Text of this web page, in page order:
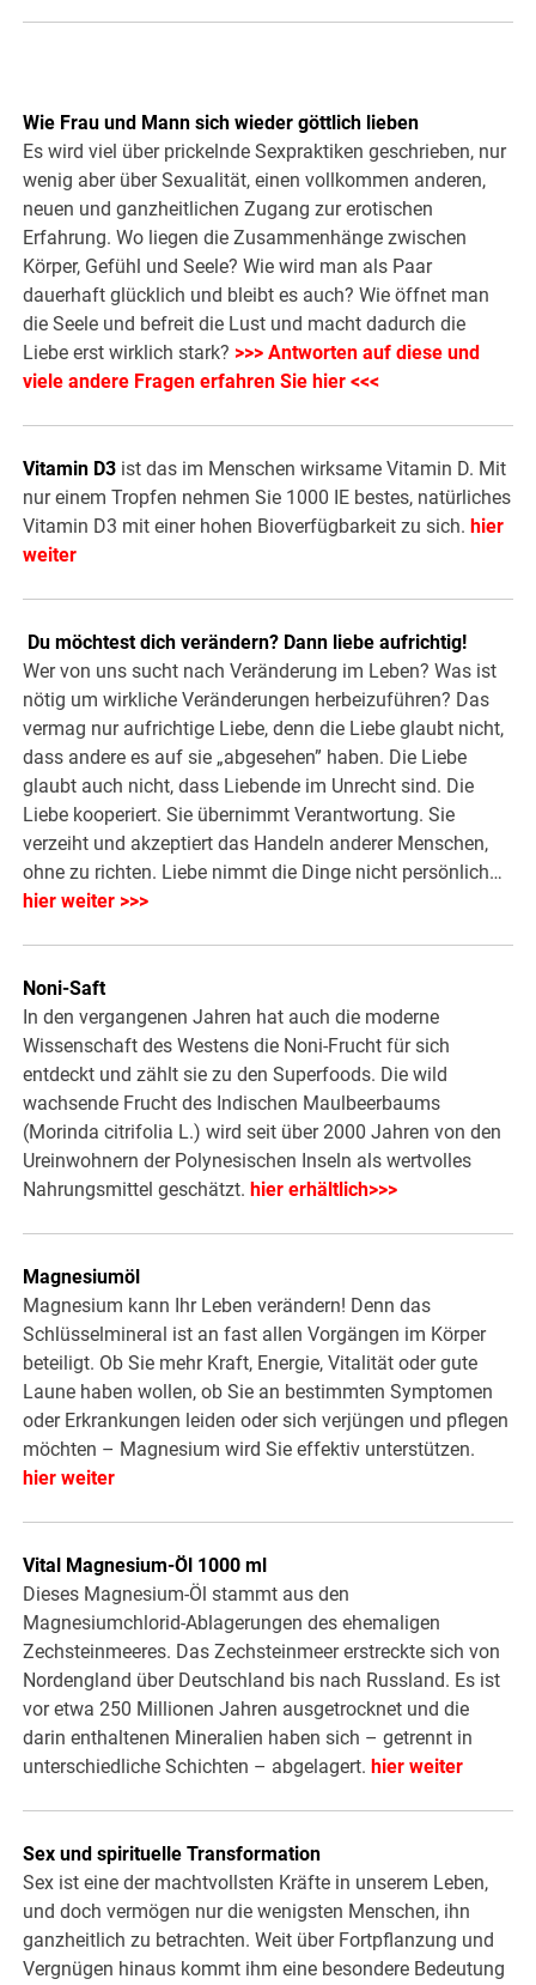
Wie Frau und Mann sich wieder göttlich lieben
Es wird viel über prickelnde Sexpraktiken geschrieben, nur
wenig aber über Sexualität, einen vollkommen anderen,
neuen und ganzheitlichen Zugang zur erotischen
Erfahrung. Wo liegen die Zusammenhänge zwischen
Körper, Gefühl und Seele? Wie wird man als Paar
dauerhaft glücklich und bleibt es auch? Wie öffnet man
die Seele und befreit die Lust und macht dadurch die
Liebe erst wirklich stark? >>> Antworten auf diese und
viele andere Fragen erfahren Sie hier <<<
Vitamin D3 ist das im Menschen wirksame Vitamin D. Mit
nur einem Tropfen nehmen Sie 1000 IE bestes, natürliches
Vitamin D3 mit einer hohen Bioverfügbarkeit zu sich. hier
weiter
Du möchtest dich verändern? Dann liebe aufrichtig!
Wer von uns sucht nach Veränderung im Leben? Was ist
nötig um wirkliche Veränderungen herbeizuführen? Das
vermag nur aufrichtige Liebe, denn die Liebe glaubt nicht,
dass andere es auf sie „abgesehen” haben. Die Liebe
glaubt auch nicht, dass Liebende im Unrecht sind. Die
Liebe kooperiert. Sie übernimmt Verantwortung. Sie
verzeiht und akzeptiert das Handeln anderer Menschen,
ohne zu richten. Liebe nimmt die Dinge nicht persönlich…
hier weiter >>>
Noni-Saft
In den vergangenen Jahren hat auch die moderne
Wissenschaft des Westens die Noni-Frucht für sich
entdeckt und zählt sie zu den Superfoods. Die wild
wachsende Frucht des Indischen Maulbeerbaums
(Morinda citrifolia L.) wird seit über 2000 Jahren von den
Ureinwohnern der Polynesischen Inseln als wertvolles
Nahrungsmittel geschätzt. hier erhältlich>>>
Magnesiumöl
Magnesium kann Ihr Leben verändern! Denn das
Schlüsselmineral ist an fast allen Vorgängen im Körper
beteiligt. Ob Sie mehr Kraft, Energie, Vitalität oder gute
Laune haben wollen, ob Sie an bestimmten Symptomen
oder Erkrankungen leiden oder sich verjüngen und pflegen
möchten – Magnesium wird Sie effektiv unterstützen.
hier weiter
Vital Magnesium-Öl 1000 ml
Dieses Magnesium-Öl stammt aus den
Magnesiumchlorid-Ablagerungen des ehemaligen
Zechsteinmeeres. Das Zechsteinmeer erstreckte sich von
Nordengland über Deutschland bis nach Russland. Es ist
vor etwa 250 Millionen Jahren ausgetrocknet und die
darin enthaltenen Mineralien haben sich – getrennt in
unterschiedliche Schichten – abgelagert. hier weiter
Sex und spirituelle Transformation
Sex ist eine der machtvollsten Kräfte in unserem Leben,
und doch vermögen nur die wenigsten Menschen, ihn
ganzheitlich zu betrachten. Weit über Fortpflanzung und
Vergnügen hinaus kommt ihm eine besondere Bedeutung